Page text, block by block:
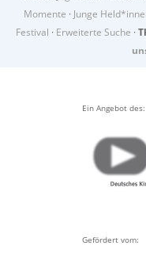
Momente · Junge
Festival · Erweiterte Suche ·
Ein Angebot des:
Gefördert vom: